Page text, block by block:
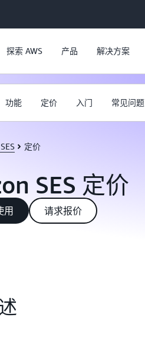
探索 AWS 产品 解决方案
功能 定价 入门 常见问题
定价
SES 定价
用 请求报价